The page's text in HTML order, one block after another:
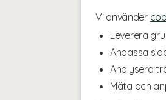
Vi använder
Leverera
Anpassa
Analysera
Mäta och